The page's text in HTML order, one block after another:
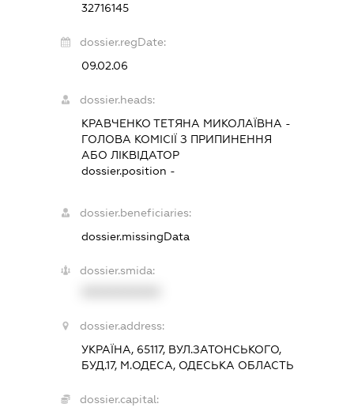
32716145
dossier.regDate:
09.02.06
dossier.heads:
КРАВЧЕНКО ТЕТЯНА МИКОЛАЇВНА -
ГОЛОВА КОМІСІЇ З ПРИПИНЕННЯ
АБО ЛІКВІДАТОР
dossier.position -
dossier.beneficiaries:
dossier.missingData
dossier.smida:
dossier.address:
УКРАЇНА, 65117, ВУЛ.ЗАТОНСЬКОГО,
БУД.17, М.ОДЕСА, ОДЕСЬКА ОБЛАСТЬ
dossier.capital: